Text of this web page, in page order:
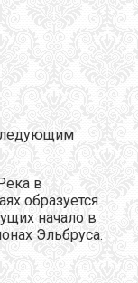
в
образуется
начало в
Эльбруса.